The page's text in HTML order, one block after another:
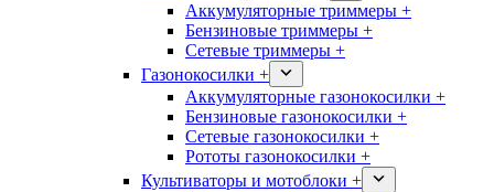
Аккумуляторные триммеры +
Бензиновые триммеры +
Сетевые триммеры +
Газонокосилки +
Аккумуляторные газонокосилки +
Бензиновые газонокосилки +
Сетевые газонокосилки +
Рототы газонокосилки +
Культиваторы и мотоблоки +